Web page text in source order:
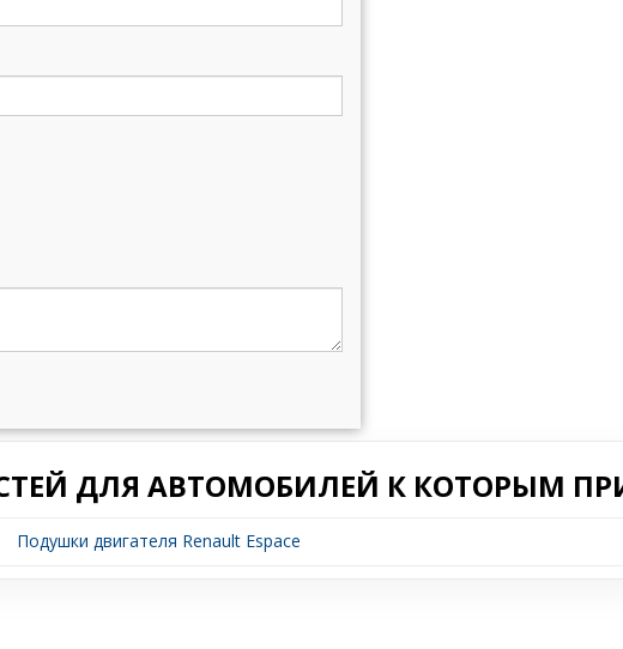
ДЛЯ АВТОМОБИЛЕЙ К КОТОРЫМ
Подушки двигателя Renault Espace